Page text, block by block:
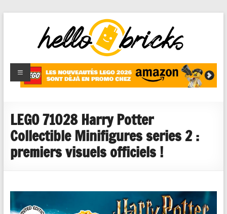
HelloBricks
Blog LEGO,
nouveaut�s
reviews
LEGO 71028 Harry Potter
Collectible Minifigures series 2 :
premiers visuels officiels !